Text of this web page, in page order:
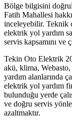
Bölge bilgisini
Fatih Mahallesi
inceleyebilir. Teknik
elektrik yol yardım
servis kapsamını ve
Tekin Oto Elektrik
akü, klima,
yardım alanlarında
elektrik yol yardım
bulunduğu yerde
ve doğru servis
azaltmaktır.